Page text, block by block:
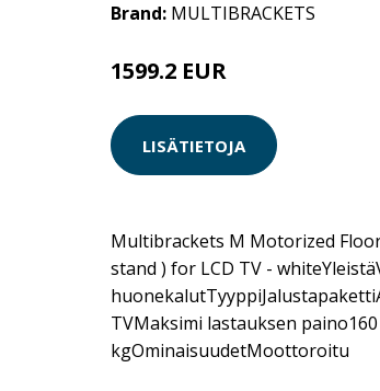
Brand: MULTIBRACKETS
1599.2 EUR
LISÄTIETOJA
Multibrackets M Motorized
stand ) for LCD TV -
TVMaksimi lastauksen paino160
kgOminaisuudetMoottoroitu